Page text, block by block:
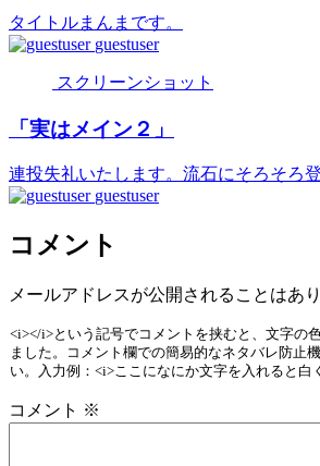
タイトルまんまです。
guestuser
スクリーンショット
「実はメイン２」
連投失礼いたします。流石にそろそろ
guestuser
コメント
メールアドレスが公開されることはあり
<i></i>という記号でコメントを挟むと、文字の
ました。コメント欄での簡易的なネタバレ防止
い。入力例：<i>ここになにか文字を入れると白
コメント ※